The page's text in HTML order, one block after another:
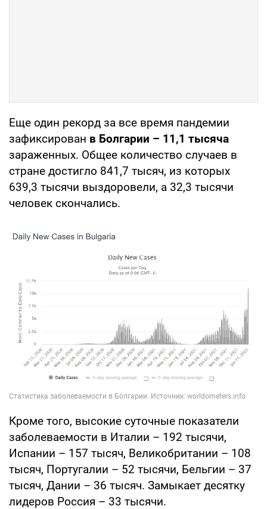
Еще один рекорд за все время пандемии
зафиксирован в Болгарии – 11,1 тысяча
зараженных. Общее количество случаев в
стране достигло 841,7 тысяч, из которых
639,3 тысячи выздоровели, а 32,3 тысячи
человек скончались.
Кроме того, высокие суточные показатели
заболеваемости в Италии – 192 тысячи,
Испании – 157 тысяч, Великобритании – 108
тысяч, Португалии – 52 тысячи, Бельгии – 37
тысяч, Дании – 36 тысяч. Замыкает десятку
лидеров Россия – 33 тысячи.